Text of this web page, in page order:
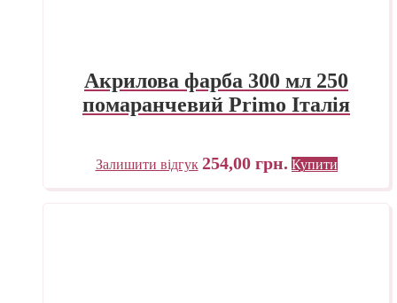
Акрилова фарба 300 мл 250
помаранчевий Primo Італія
Залишити відгук 254,00 грн. Купити